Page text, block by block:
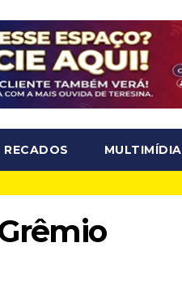
RECADOS MULTIMÍDIA